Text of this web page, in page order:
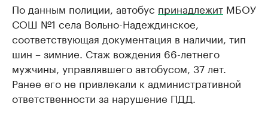
По данным полиции, автобус принадлежит МБОУ
СОШ №1 села Вольно-Надеждинское,
соответствующая документация в наличии, тип
шин – зимние. Стаж вождения 66-летнего
мужчины, управлявшего автобусом, 37 лет.
Ранее его не привлекали к административной
ответственности за нарушение ПДД.